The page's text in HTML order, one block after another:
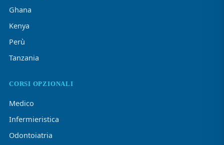
Ghana
Kenya
Perù
Tanzania
CORSI OPZIONALI
Medico
Infermieristica
Odontoiatria